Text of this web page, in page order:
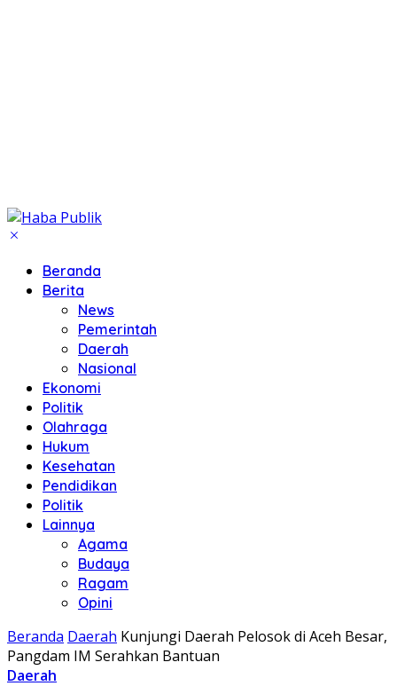
Beranda
Berita
News
Pemerintah
Daerah
Nasional
Ekonomi
Politik
Olahraga
Hukum
Kesehatan
Pendidikan
Politik
Lainnya
Agama
Budaya
Ragam
Opini
Beranda Daerah Kunjungi Daerah Pelosok di Aceh Besar,
Pangdam IM Serahkan Bantuan
Daerah